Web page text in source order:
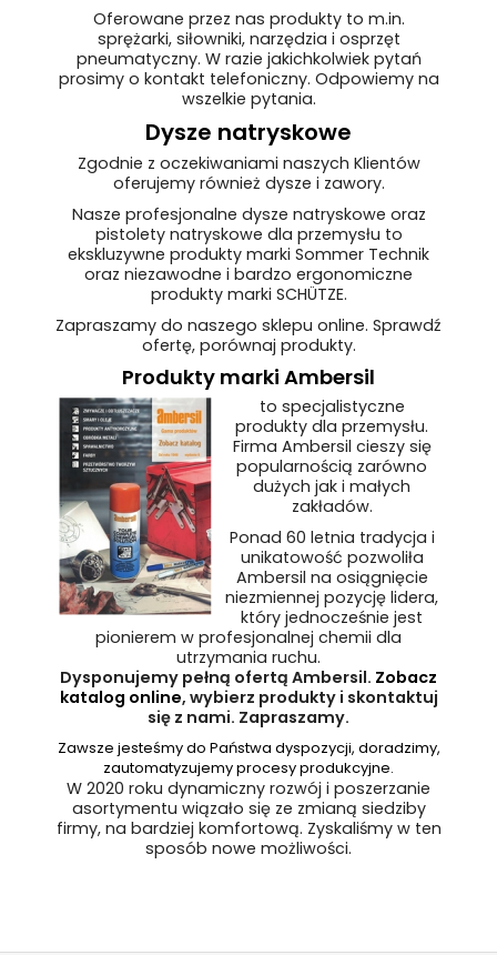
Oferowane przez nas produkty to m.in.
sprężarki, siłowniki, narzędzia i osprzęt
pneumatyczny. W razie jakichkolwiek pytań
prosimy o kontakt telefoniczny. Odpowiemy na
wszelkie pytania.
Dysze natryskowe
Zgodnie z oczekiwaniami naszych Klientów
oferujemy również dysze i zawory.
Nasze profesjonalne dysze natryskowe oraz
pistolety natryskowe dla przemysłu to
ekskluzywne produkty marki Sommer Technik
oraz niezawodne i bardzo ergonomiczne
produkty marki SCHÜTZE.
Zapraszamy do naszego sklepu online. Sprawdź
ofertę, porównaj produkty.
Produkty marki Ambersil
to specjalistyczne
produkty dla przemysłu.
Firma Ambersil cieszy się
popularnością zarówno
dużych jak i małych
zakładów.
Ponad 60 letnia tradycja i
unikatowość pozwoliła
Ambersil na osiągnięcie
niezmiennej pozycję lidera,
który jednocześnie jest
pionierem w profesjonalnej chemii dla
utrzymania ruchu.
Dysponujemy pełną ofertą Ambersil. Zobacz
katalog online, wybierz produkty i skontaktuj
się z nami. Zapraszamy.
Zawsze jesteśmy do Państwa dyspozycji, doradzimy,
zautomatyzujemy procesy produkcyjne.
W 2020 roku dynamiczny rozwój i poszerzanie
asortymentu wiązało się ze zmianą siedziby
firmy, na bardziej komfortową. Zyskaliśmy w ten
sposób nowe możliwości.